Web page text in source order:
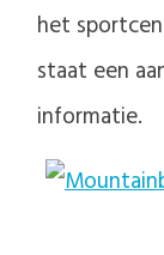
het
staat een
informatie.